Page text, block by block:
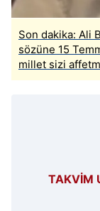
Son dakika: Ali
sözüne 15
millet sizi
TAKVİM